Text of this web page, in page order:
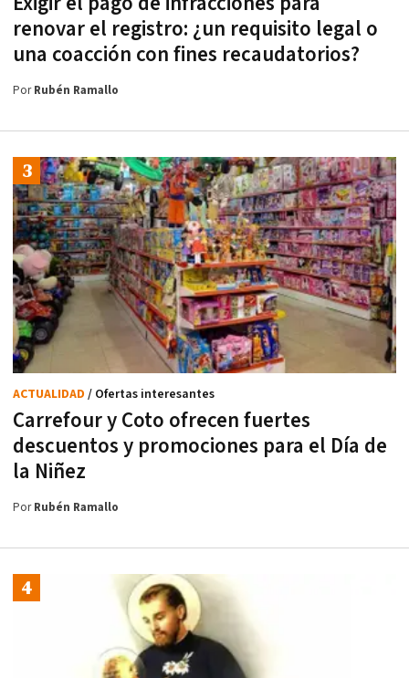
renovar el registro: ¿un requisito legal o
una coacción con fines recaudatorios?
PorRubén Ramallo
Carrefour y Coto ofrecen fuertes
descuentos y promociones para el Día de
la Niñez
ACTUALIDAD / Ofertas interesantes
PorRubén Ramallo